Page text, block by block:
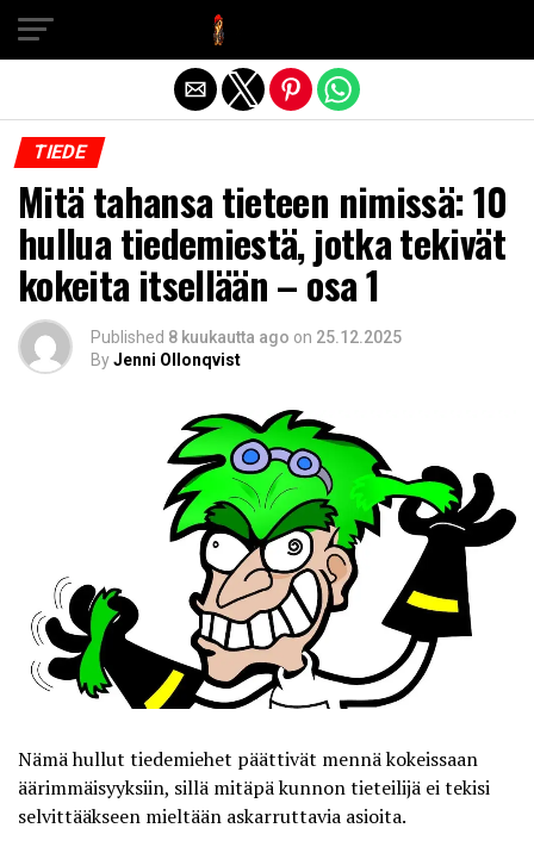
TIEDE
Mitä tahansa tieteen nimissä: 10
hullua tiedemiestä, jotka tekivät
kokeita itsellään – osa 1
Published 8 kuukautta ago on 25.12.2025
ByJenni Ollonqvist
Nämä hullut tiedemiehet päättivät mennä kokeissaan
äärimmäisyyksiin, sillä mitäpä kunnon tieteilijä ei tekisi
selvittääkseen mieltään askarruttavia asioita.
Exit mobile version